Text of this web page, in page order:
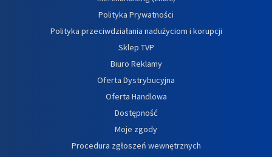
Polityka Prywatności
Polityka przeciwdziałania nadużyciom i korupcji
Sklep TVP
Biuro Reklamy
Oferta Dystrybucyjna
Oferta Handlowa
Dostępność
Moje zgody
Procedura zgłoszeń wewnętrznych